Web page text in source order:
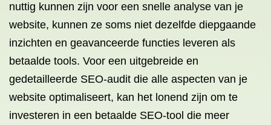
nuttig kunnen zijn voor een snelle analyse van je
website, kunnen ze soms niet dezelfde diepgaande
inzichten en geavanceerde functies leveren als
betaalde tools. Voor een uitgebreide en
gedetailleerde SEO-audit die alle aspecten van je
website optimaliseert, kan het lonend zijn om te
investeren in een betaalde SEO-tool die meer